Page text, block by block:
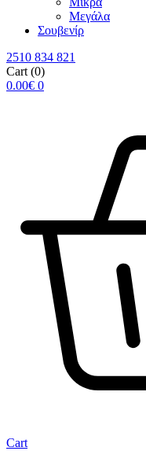
Μεγάλα
Σουβενίρ
2510 834 821
Cart (0)
0.00€ 0
Cart